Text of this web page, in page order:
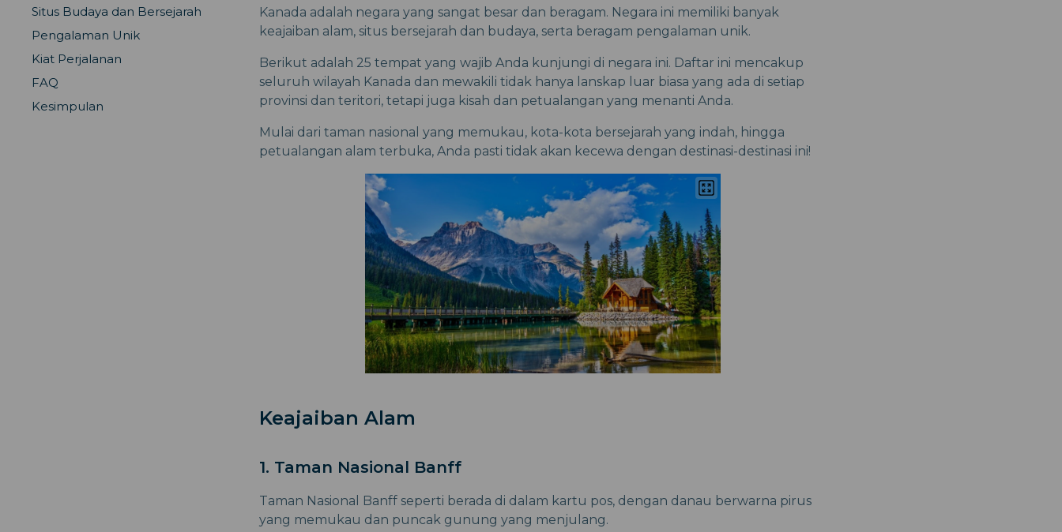
Situs Budaya dan Bersejarah
Pengalaman Unik
Kiat Perjalanan
FAQ
Kesimpulan
Kanada adalah negara yang sangat besar dan beragam. Negara ini memiliki banyak
keajaiban alam, situs bersejarah dan budaya, serta beragam pengalaman unik.
Berikut adalah 25 tempat yang wajib Anda kunjungi di negara ini. Daftar ini mencakup
seluruh wilayah Kanada dan mewakili tidak hanya lanskap luar biasa yang ada di setiap
provinsi dan teritori, tetapi juga kisah dan petualangan yang menanti Anda.
Mulai dari taman nasional yang memukau, kota-kota bersejarah yang indah, hingga
petualangan alam terbuka, Anda pasti tidak akan kecewa dengan destinasi-destinasi ini!
Keajaiban Alam
1. Taman Nasional Banff
Taman Nasional Banff seperti berada di dalam kartu pos, dengan danau berwarna pirus
yang memukau dan puncak gunung yang menjulang.